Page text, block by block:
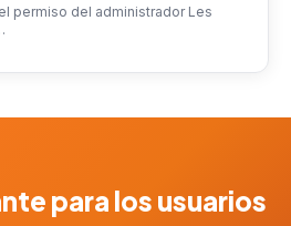
permiso del administrador Les
para los usuarios